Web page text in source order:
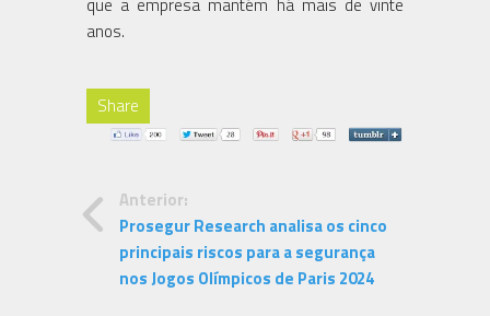
anos.
Share
Anterior:
Prosegur Research analisa os cinco
principais riscos para a segurança
nos Jogos Olímpicos de Paris 2024